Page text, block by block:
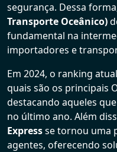
segurança. Dessa
Transporte Oceânico)
fundamental na
importadores e
Em 2024, o ranking
quais são os principais
destacando aqueles
no último ano. Além
Expressse tornou uma
agentes, oferecendo